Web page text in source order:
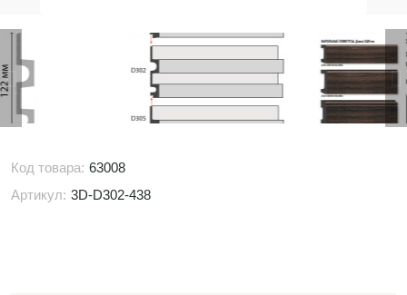
Код товара: 63008
Артикул: 3D-D302-438